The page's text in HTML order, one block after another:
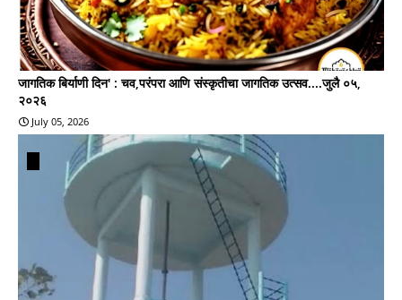
जागतिक बिर्याणी दिन' : चव,परंपरा आणि संस्कृतीचा जागतिक उत्सव....जुलै ०५,
२०२६
July 05, 2026